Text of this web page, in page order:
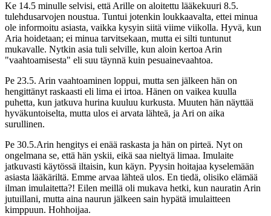
Ke 14.5 minulle selvisi, että Arille on aloitettu lääkekuuri 8.5.
tulehdusarvojen noustua. Tuntui jotenkin loukkaavalta, ettei minua
ole informoitu asiasta, vaikka kysyin siitä viime viikolla. Hyvä, kun
Aria hoidetaan; ei minua tarvitsekaan, mutta ei silti tuntunut
mukavalle. Nytkin asia tuli selville, kun aloin kertoa Arin
"vaahtoamisesta" eli suu täynnä kuin pesuainevaahtoa.
Pe 23.5. Arin vaahtoaminen loppui, mutta sen jälkeen hän on
hengittänyt raskaasti eli lima ei irtoa. Hänen on vaikea kuulla
puhetta, kun jatkuva hurina kuuluu kurkusta. Muuten hän näyttää
hyväkuntoiselta, mutta ulos ei arvata lähteä, ja Ari on aika
surullinen.
Pe 30.5.Arin hengitys ei enää raskasta ja hän on pirteä. Nyt on
ongelmana se, että hän yskii, eikä saa nieltyä limaa. Imulaite
jatkuvasti käytössä iltaisin, kun käyn. Pyysin hoitajaa kyselemään
asiasta lääkäriltä. Emme arvaa lähteä ulos. En tiedä, olisiko elämää
ilman imulaitetta?! Eilen meillä oli mukava hetki, kun nauratin Arin
jutuillani, mutta aina naurun jälkeen sain hypätä imulaitteen
kimppuun. Hohhoijaa.